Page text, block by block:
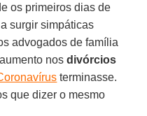
os primeiros dias de
surgir simpáticas
advogados de família
nosdivórcios
terminasse.
que dizer o mesmo